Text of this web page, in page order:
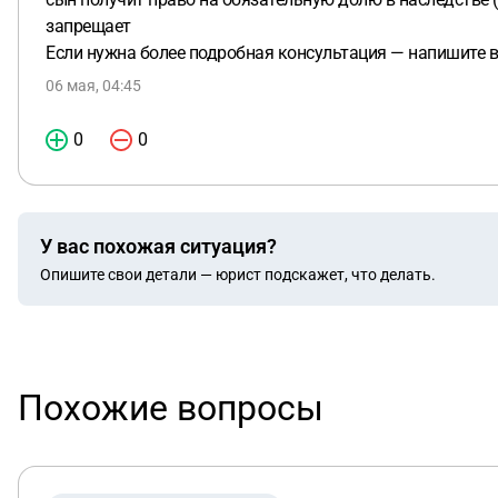
запрещает
Если нужна более подробная консультация — напишите
06 мая, 04:45
0 0
У вас похожая ситуация?
Опишите свои детали — юрист подскажет, что делать.
Похожие вопросы